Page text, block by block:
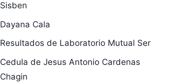
Sisben
Dayana Cala
Resultados de Laboratorio Mutual Ser
Cedula de Jesus Antonio Cardenas
Chagin